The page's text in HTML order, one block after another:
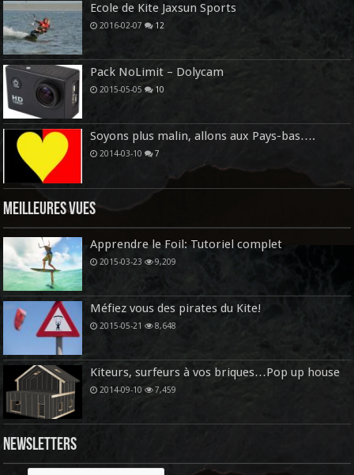
Ecole de Kite Jaxsun Sports
2016-02-07 12
Pack NoLimit – Dolycam
2015-05-05 10
Soyons plus malin, allons aux Pays-bas….
2014-03-10 7
Meilleures vues
Apprendre le Foil: Tutoriel complet
2015-03-23 9,209
Méfiez vous des pirates du Kite!
2015-05-21 8,648
Kiteurs, surfeurs à vos briques…Pop up house
2014-09-10 7,459
Newsletters